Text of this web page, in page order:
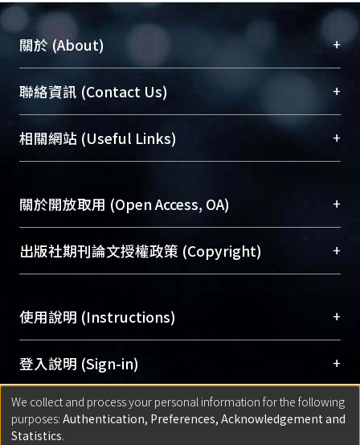
關於 (About) +
臺大位居世界頂尖大學之列，為永久珍藏及向國際
展現本校豐碩的研究成果及學術能量，圖書館整合
機構典藏（NTUR）與學術庫（AH）不同功能平
台，成為臺大學術典藏NTU scholars。期能整合研
成果。
To permanently archive and promote researcher
profiles and scholarly works, Library integrates the
services of “NTU Repository” with “Academic
聯絡資訊 (Contact Us) +
總館學科館員(Main Library)
醫學圖書館學科館員(Medical Library)
Sciences Library)
相關網站 (Useful Links) +
關於開放取用 (Open Access, OA) +
開放取用是從使用者角度提升資訊取用性的社會運
動，應用在學術研究上是透過將研究著作公開供使
用逐年攀升。同時可加速研究發展、提升研究影響
Archive）平台。 （點選深入了解OA）
出版社期刊論文授權政策 (Copyright) +
含部分內容的版權非匯入者所有，或由第三方贊
助與合作完成，請確認該版權所有者及第三方同
意提供此授權。
Please represent that the submission is your
original work, and that you have the right to
grant the rights to upload.
使用說明 (Instructions) +
網站簡介(Quickstart Guide)
使用手冊(Instruction Manual)
線上預約服務(Booking Service)
登入說明 (Sign-in) +
方案一：臺灣大學計算機中心帳號登入
(With C&INC Email Account)
匯入著作 (Submission) +
We collect and process your personal information for the following
purposes: Authentication, Preferences, Acknowledgement and
Statistics.